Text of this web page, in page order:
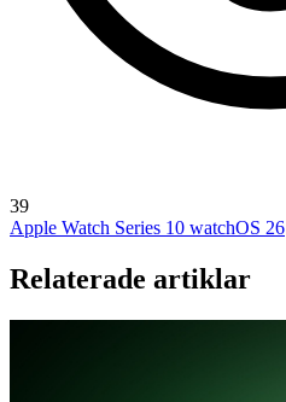
39
Apple Watch Series 10 watchOS 26
Relaterade artiklar